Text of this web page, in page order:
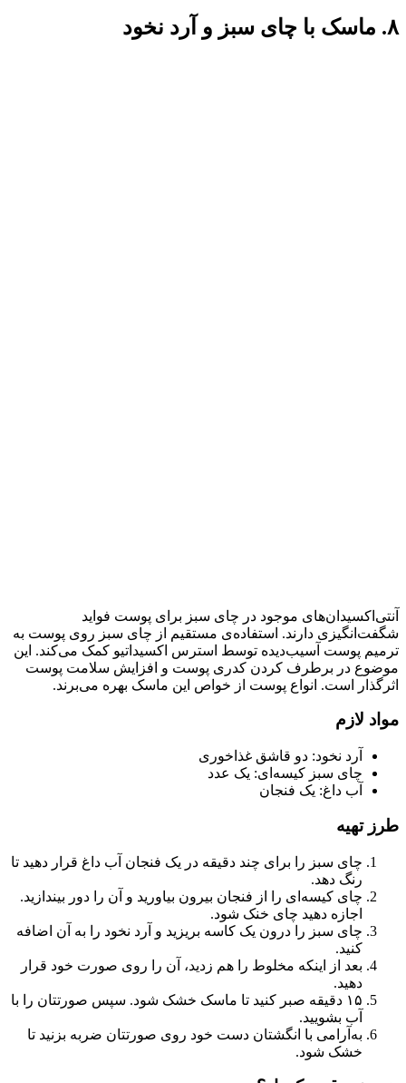
۸. ماسک با چای سبز و آرد نخود
آنتی‌اکسیدان‌های موجود در چای سبز برای پوست فواید
شگفت‌انگیزی دارند. استفاده‌ی مستقیم از چای سبز روی پوست به
ترمیم پوست آسیب‌دیده توسط استرس اکسیداتیو کمک می‌کند. این
موضوع در برطرف کردن کدری پوست و افزایش سلامت پوست
اثرگذار است. انواع پوست از خواص این ماسک بهره می‌برند.
مواد لازم
آرد نخود: دو قاشق غذاخوری
چای سبز کیسه‌ای: یک عدد
آب داغ: یک فنجان
طرز تهیه
چای سبز را برای چند دقیقه در یک فنجان آب داغ قرار دهید تا
رنگ دهد.
چای کیسه‌ای را از فنجان بیرون بیاورید و آن را دور بیندازید.
اجازه دهید چای خنک شود.
چای سبز را درون یک کاسه بریزید و آرد نخود را به آن اضافه
کنید.
بعد از اینکه مخلوط را هم زدید، آن را روی صورت خود قرار
دهید.
۱۵ دقیقه صبر کنید تا ماسک خشک شود. سپس صورتتان را با
آب بشویید.
به‌آرامی با انگشتان دست خود روی صورتتان ضربه بزنید تا
خشک شود.